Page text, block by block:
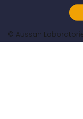
© Aussan